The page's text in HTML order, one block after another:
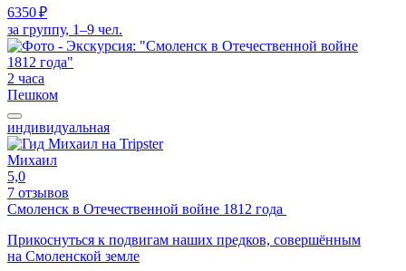
6350 ₽
за группу, 1–9 чел.
2 часа
Пешком
индивидуальная
Михаил
5,0
7 отзывов
Смоленск в Отечественной войне 1812 года
Прикоснуться к подвигам наших предков, совершённым
на Смоленской земле